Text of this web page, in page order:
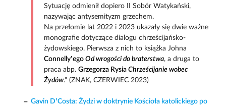
Sytuację odmienił dopiero II Sobór Watykański,
nazywając antysemityzm grzechem.
Na przełomie lat 2022 i 2023 ukazały się dwie ważne
monografie dotyczące dialogu chrześcijańsko-
żydowskiego. Pierwsza z nich to książka Johna
Connelly’ego Od wrogości do braterstwa, a druga to
praca abp. Grzegorza Rysia Chrześcijanie wobec
Żydów." (ZNAK, CZERWIEC 2023)
Gavin D’Costa: Żydzi w doktrynie Kościoła katolickiego po